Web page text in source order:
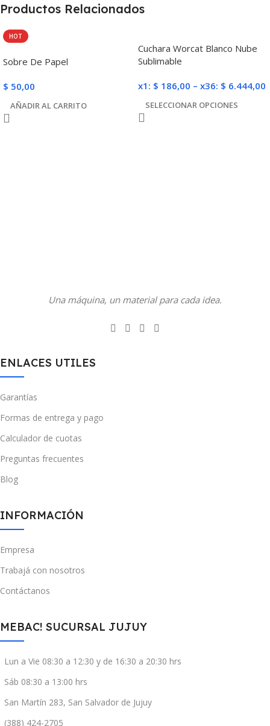
Productos Relacionados
HOT
Sobre De Papel
$ 50,00
AÑADIR AL CARRITO
Cuchara Worcat Blanco Nube
Sublimable
x1: $ 186,00 – x36: $ 6.444,00
SELECCIONAR OPCIONES
Una máquina, un material para cada idea.
ENLACES UTILES
Garantías
Formas de entrega y pago
Calculador de cuotas
Preguntas frecuentes
Blog
INFORMACIÓN
Empresa
Trabajá con nosotros
Contáctanos
MEBAC! SUCURSAL JUJUY
Lun a Vie 08:30 a 12:30 y de 16:30 a 20:30 hrs
Sáb 08:30 a 13:00 hrs
San Martín 283, San Salvador de Jujuy
(388) 424-2705